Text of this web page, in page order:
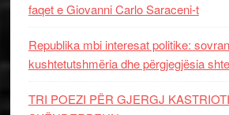
faqet e Giovanni Carlo Saraceni-t
Republika mbi interesat politike:
kushtetutshmëria dhe përgjegjësia
TRI POEZI PËR GJERGJ